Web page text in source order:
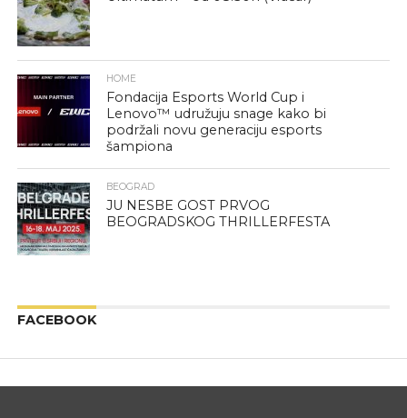
HOME
Fondacija Esports World Cup i
Lenovo™ udružuju snage kako bi
podržali novu generaciju esports
šampiona
BEOGRAD
JU NESBE GOST PRVOG
BEOGRADSKOG THRILLERFESTA
FACEBOOK